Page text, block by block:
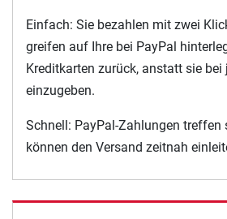
Einfach: Sie bezahlen mit zwei
greifen auf Ihre bei PayPal
Kreditkarten zurück, anstatt sie
einzugeben.
Schnell: PayPal-Zahlungen treffen
können den Versand zeitnah